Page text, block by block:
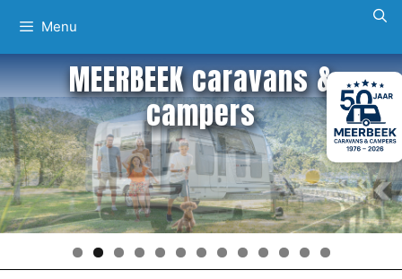
naar
de
inhoud
Menu
MEERBEEK caravans &
campers